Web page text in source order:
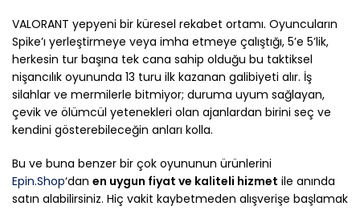
VALORANT yepyeni bir küresel rekabet ortamı. Oyuncuların
Spike’ı yerleştirmeye veya imha etmeye çalıştığı, 5’e 5’lik,
herkesin tur başına tek cana sahip olduğu bu taktiksel
nişancılık oyununda 13 turu ilk kazanan galibiyeti alır. İş
silahlar ve mermilerle bitmiyor; duruma uyum sağlayan,
çevik ve ölümcül yetenekleri olan ajanlardan birini seç ve
kendini gösterebileceğin anları kolla.
Bu ve buna benzer bir çok oyununun ürünlerini
Epin.Shop‘dan en uygun fiyat ve kaliteli hizmet ile anında
satın alabilirsiniz. Hiç vakit kaybetmeden alışverişe başlamak